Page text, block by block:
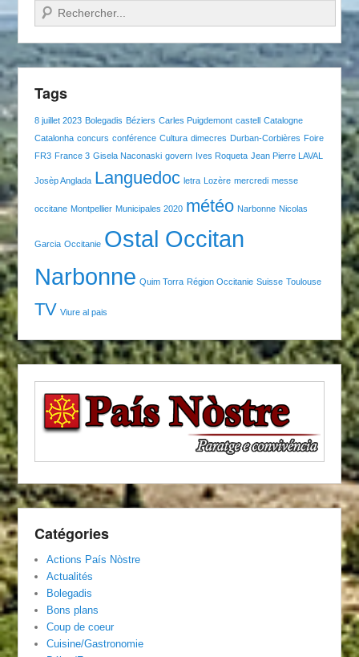
Recherche
Tags
8 juillet 2023 Bolegadis Béziers Carles Puigdemont castell Catalogne
Catalonha concurs conférence Cultura dimecres Durban-Corbières Foire
FR3 France 3 Gisela Naconaski govern Ives Roqueta Jean Pierre LAVAL
Josèp Anglada Languedoc letra Lozère mercredi messe
occitane Montpellier Municipales 2020 météo Narbonne Nicolas
Garcia Occitanie Ostal Occitan
Narbonne Quim Torra Région Occitanie Suisse Toulouse
TV Viure al pais
Catégories
Actions País Nòstre
Actualités
Bolegadis
Bons plans
Coup de coeur
Cuisine/Gastronomie